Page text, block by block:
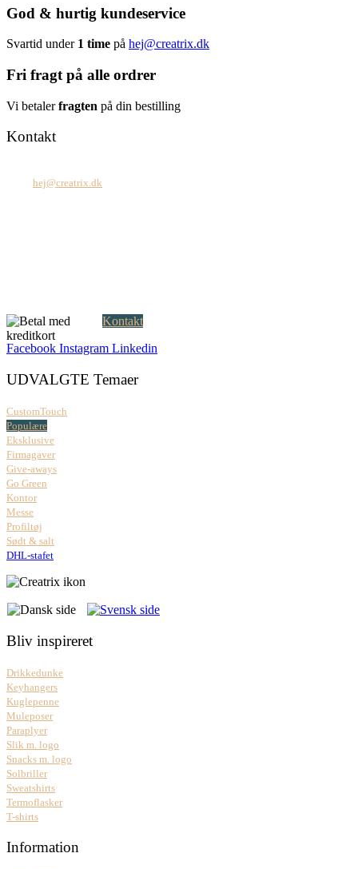
God & hurtig kundeservice
Svartid under 1 time på hej@creatrix.dk
Fri fragt på alle ordrer
Vi betalerfragten på din bestilling
Kontakt
hej@creatrix.dk
Kontakt
Facebook Instagram Linkedin
UDVALGTE Temaer
CustomTouch
Populære
Eksklusive
Firmagaver
Give-aways
Go Green
Kontor
Messe
Profiltøj
Sødt & salt
DHL-stafet
Bliv inspireret
Drikkedunke
Keyhangers
Kuglepenne
Muleposer
Paraplyer
Slik m. logo
Snacks m. logo
Solbriller
Sweatshirts
Termoflasker
T-shirts
Information